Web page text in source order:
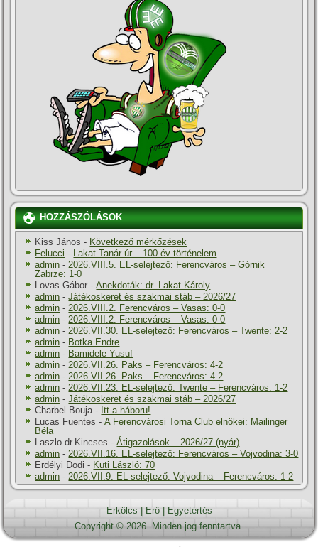
HOZZÁSZÓLÁSOK
Kiss János - Következő mérkőzések
Felucci - Lakat Tanár úr – 100 év történelem
admin -2026.VIII.5. EL-selejtező: Ferencváros – Górnik
Zabrze: 1-0
Lovas Gábor -Anekdoták: dr. Lakat Károly
admin -Játékoskeret és szakmai stáb – 2026/27
admin -2026.VIII.2. Ferencváros – Vasas: 0-0
admin -2026.VIII.2. Ferencváros – Vasas: 0-0
admin -2026.VII.30. EL-selejtező: Ferencváros – Twente: 2-2
admin - Botka Endre
admin - Bamidele Yusuf
admin -2026.VII.26. Paks – Ferencváros: 4-2
admin -2026.VII.26. Paks – Ferencváros: 4-2
admin -2026.VII.23. EL-selejtező: Twente – Ferencváros: 1-2
admin -Játékoskeret és szakmai stáb – 2026/27
Charbel Bouja- Itt a háboru!
Lucas Fuentes -A Ferencvárosi Torna Club elnökei: Mailinger
Béla
Laszlo dr.Kincses -Átigazolások – 2026/27 (nyár)
admin -2026.VII.16. EL-selejtező: Ferencváros – Vojvodina: 3-0
Erdélyi Dodi - Kuti László: 70
admin -2026.VII.9. EL-selejtező: Vojvodina – Ferencváros: 1-2
Erkölcs Erő|
Egyetértés
Copyright © 2026. Minden jog fenntartva.